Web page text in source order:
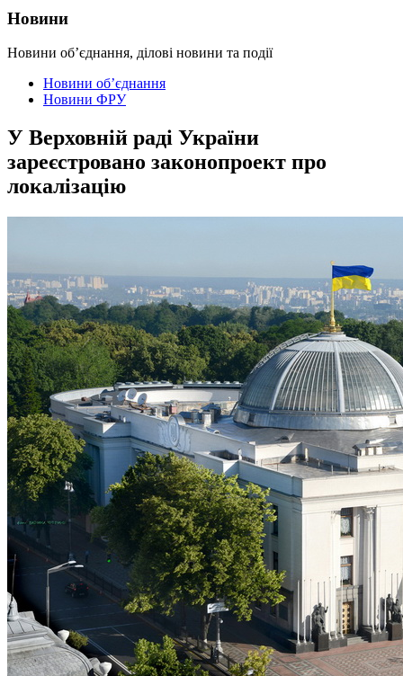
Новини
Новини об’єднання, ділові новини та події
Новини об’єднання
Новини ФРУ
У Верховній раді України
зареєстровано законопроект про
локалізацію